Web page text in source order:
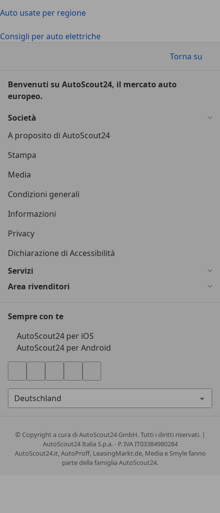
Auto usate per regione
Consigli per auto elettriche
Torna su
Benvenuti su AutoScout24, il mercato auto
europeo.
Società
A proposito di AutoScout24
Stampa
Media
Condizioni generali
Informazioni
Privacy
Dichiarazione di Accessibilità
Servizi
Area rivenditori
Sempre con te
AutoScout24 per iOS
AutoScout24 per Android
© Copyrighta cura di AutoScout24 GmbH. Tutti i diritti riservati. |
AutoScout24 Italia S.p.a. - P. IVA IT03384980284
AutoScout24.it, AutoProff, LeasingMarkt.de, Media e Smyle fanno
parte della famiglia AutoScout24.